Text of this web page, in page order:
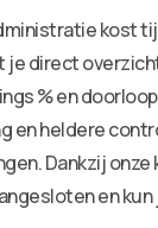
kost
direct
% en
en heldere
Dankzij onze
en